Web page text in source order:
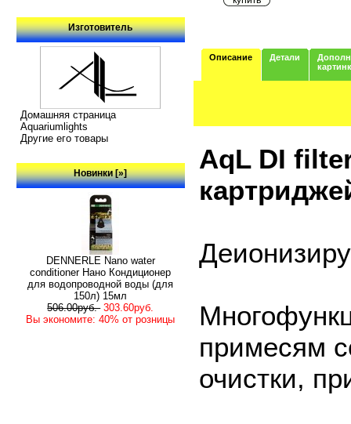
Изготовитель
Домашняя страница
Aquariumlights
Другие его товары
Новинки [»]
DENNERLE Nano water
conditioner Нано Кондиционер
для водопроводной воды (для
150л) 15мл
506.00руб. 303.60руб.
Вы экономите: 40% от розницы
Описание Детали
AqL DI
примесям
очистки,